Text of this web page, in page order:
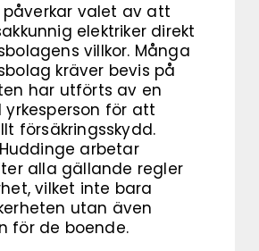
påverkar valet av att
elektriker direkt
villkor. Många
kräver bevis på
har utförts av en
för att
försäkringsskydd.
arbetar
alla gällande regler
vilket inte bara
utan även
för de boende.